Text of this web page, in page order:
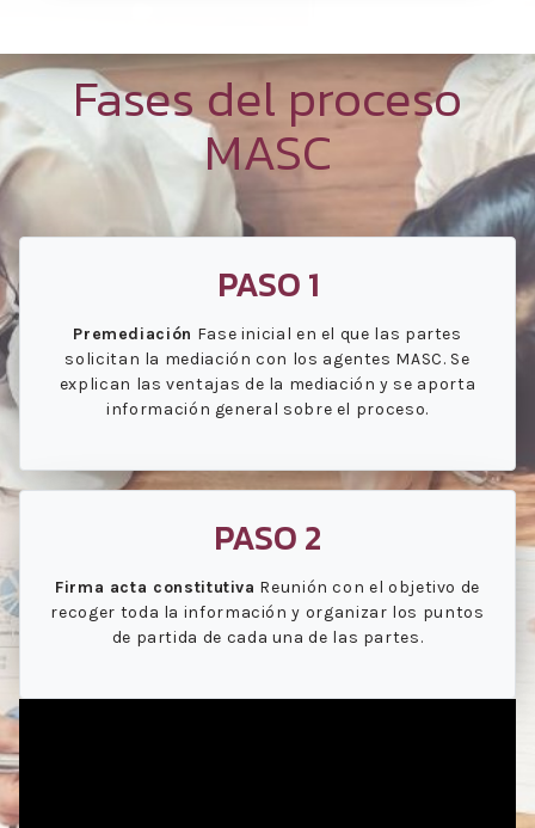
Fases del proceso
MASC
PASO 1
Premediación Fase inicial en el que las partes
solicitan la mediación con los agentes MASC. Se
explican las ventajas de la mediación y se aporta
información general sobre el proceso.
PASO 2
Firma acta constitutiva Reunión con el objetivo de
recoger toda la información y organizar los puntos
de partida de cada una de las partes.